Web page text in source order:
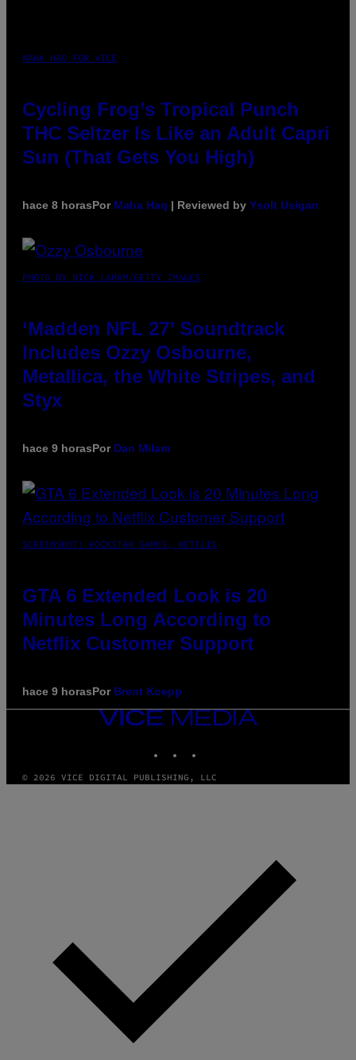
MAHA HAQ FOR VICE
Cycling Frog’s Tropical Punch
THC Seltzer Is Like an Adult Capri
Sun (That Gets You High)
hace 8 horasPor Maha Haq | Reviewed by Ysolt Usigan
PHOTO BY NICK LAHAM/GETTY IMAGES
‘Madden NFL 27’ Soundtrack
Includes Ozzy Osbourne,
Metallica, the White Stripes, and
Styx
hace 9 horasPor Dan Milam
SCREENSHOT: ROCKSTAR GAMES, NETFLIX
GTA 6 Extended Look is 20
Minutes Long According to
Netflix Customer Support
hace 9 horasPor Brent Koepp
VICE
MEDIA
© 2026 VICE DIGITAL PUBLISHING, LLC